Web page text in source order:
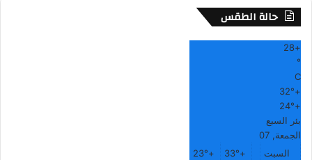
ي
ف
حالة الطقس
+
28
°
C
+
32°
+
24°
بئر السبع
الجمعة, 07
السبت
+
33°
+
23°